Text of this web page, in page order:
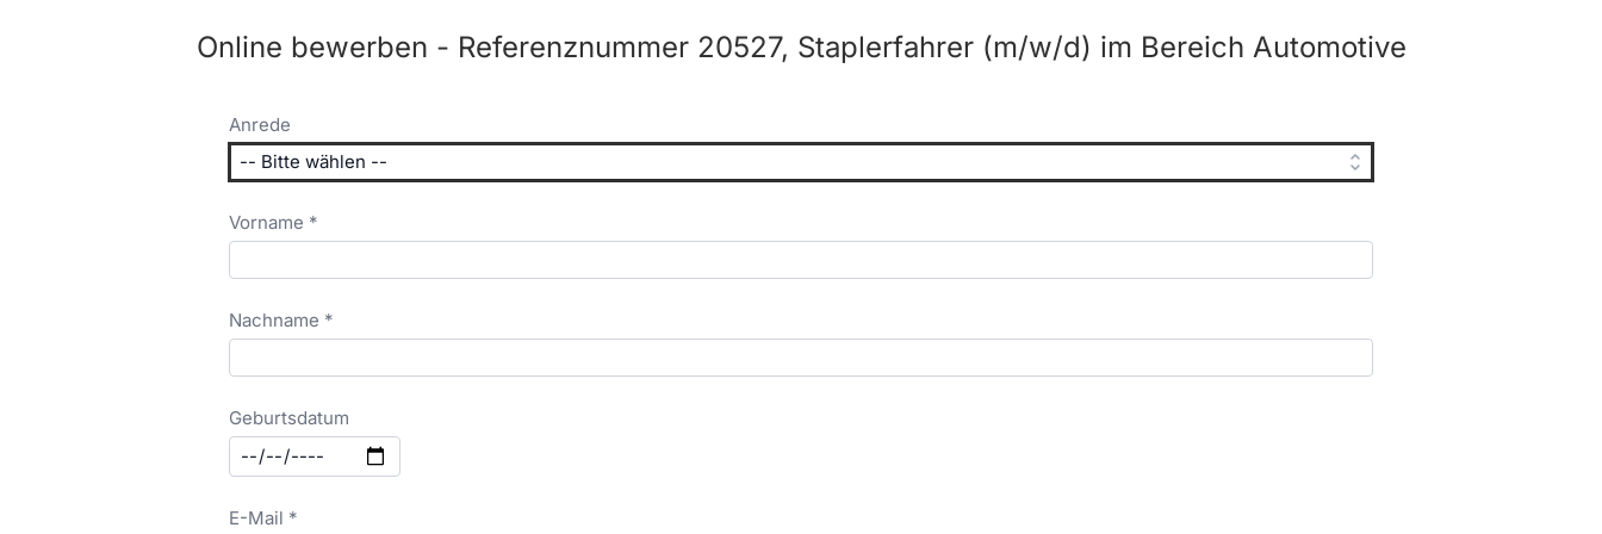
Online bewerben - Referenznummer 20527, Staplerfahrer (m/w/d) im Bereich Automotive
Anrede
Vorname *
Nachname *
Geburtsdatum
E-Mail *